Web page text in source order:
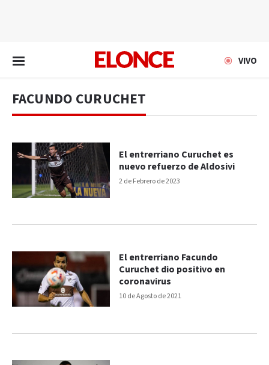
VIVO
FACUNDO CURUCHET
2 de Febrero de 2023
El entrerriano Curuchet es
nuevo refuerzo de Aldosivi
10 de Agosto de 2021
El entrerriano Facundo
Curuchet dio positivo en
coronavirus